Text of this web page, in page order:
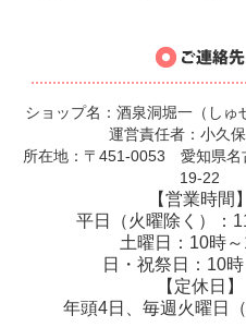
ショップ名：酒泉洞堀一（しゅ
運営責任者：小久
所在地：〒451-0053 愛知県名
19-22
【営業時間】
平日（火曜除く）：
土曜日：10時
日・祝祭日：10
【定休日】
年頭4日、毎週火曜日